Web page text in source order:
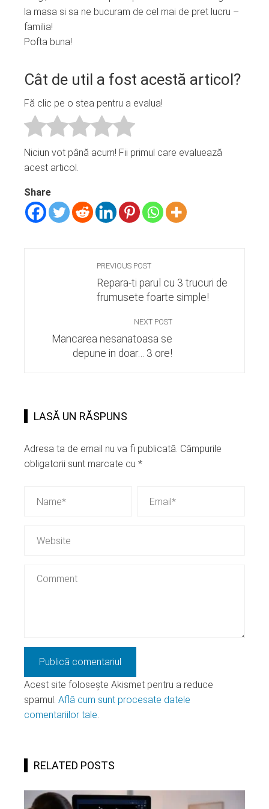
la masa si sa ne bucuram de cel mai de pret lucru –
familia!
Pofta buna!
Cât de util a fost acestă articol?
Fă clic pe o stea pentru a evalua!
Niciun vot până acum! Fii primul care evaluează
acest articol.
Share
PREVIOUS POST
Repara-ti parul cu 3 trucuri de
frumusete foarte simple!
NEXT POST
Mancarea nesanatoasa se
depune in doar… 3 ore!
LASĂ UN RĂSPUNS
Adresa ta de email nu va fi publicată. Câmpurile
obligatorii sunt marcate cu *
Acest site folosește Akismet pentru a reduce
spamul. Află cum sunt procesate datele
comentariilor tale.
RELATED POSTS